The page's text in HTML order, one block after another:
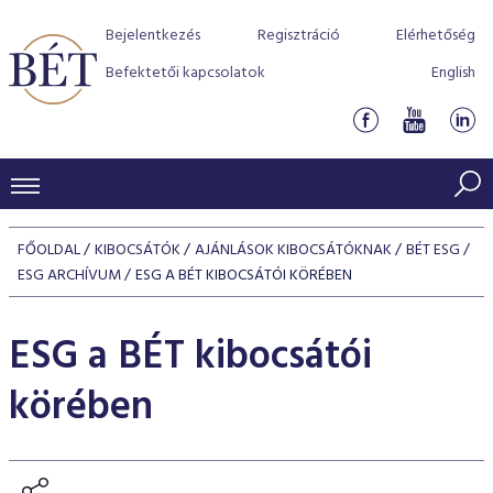
Bejelentkezés Regisztráció
Elérhetőség
Befektetői kapcsolatok
English
KERESKEDÉSI ADATOK
INDEXEK
Kötvényindexek
Jelzáloglevél indexek
Vállalati kötvény indexek
Kedvenc instrumentumok
Azonnali Piac
Részvények
Származékos piac
BEFEKTETŐK
Termékcsoportok
Indexek
Részvény szekció
Hitelpapír szekció
Szabályozás
BÉT szabályzatok
Befektetővédelem
Alkalmazott díjstruktúra
Elszámolás
KIBOCSÁTÓK
Részvény és vállalati kötvény tőzsdei bevezetését
program
BÉT Xtend - Részvénypiac egyszerűen
TŐZSDETAGOK
VENDOROK
FŐOLDAL KIBOCSÁTÓK AJÁNLÁSOK KIBOCSÁTÓKNAK
BÉT ESG
ESG ARCHÍVUM ESG A BÉT KIBOCSÁTÓI KÖRÉBEN
ESG a BÉT kibocsátói
körében